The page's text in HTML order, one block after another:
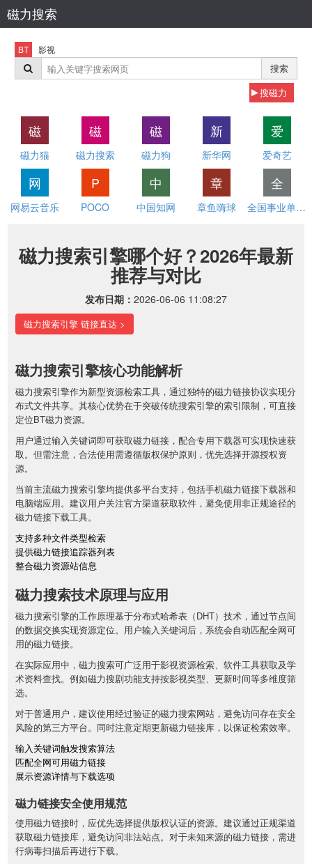
磁力搜索
BT 影视
搜索
搜磁力
磁
磁力猫
磁
磁力搜索
磁
磁力狗
新
新华网
爱
爱奇艺
网
网易云音乐
P
POCO
中
中国知网
章
章鱼嗨球
全
全国事业单位招聘网
磁力搜索引擎哪个好？2026年最新
推荐与对比
发布日期： 2026-06-06 11:08:27
磁力搜索引擎 链接直达 >
磁力搜索引擎核心功能解析
磁力搜索引擎作为新型资源检索工具，通过独特的磁力链接协议实现分
布式文件共享。其核心优势在于突破传统搜索引擎的索引限制，可直接
定位BT磁力资源。
用户通过输入关键词即可获取磁力链接，配合专用下载器可实现快速获
取。但需注意，合法使用需遵循版权保护原则，优先选择开源授权资
源。
当前主流磁力搜索引擎均提供多平台支持，包括手机磁力链接下载器和
电脑端应用。建议用户关注官方渠道获取软件，避免使用非正规途径的
磁力链接下载工具。
支持多种文件类型检索
提供磁力链接追踪器列表
整合磁力资源站信息
磁力搜索技术原理与应用
磁力搜索引擎的工作原理基于分布式哈希表（DHT）技术，通过节点间
的数据交换实现资源定位。用户输入关键词后，系统会自动匹配全网可
用的磁力链接。
在实际应用中，磁力搜索可广泛用于影视资源检索、软件工具获取及学
术资料查找。例如磁力搜剧功能支持按影视类型、更新时间等多维度筛
选。
对于普通用户，建议使用经过验证的磁力搜索网站，避免访问存在安全
风险的第三方平台。同时注意定期更新磁力链接库，以保证检索效率。
输入关键词触发搜索算法
匹配全网可用磁力链接
展示资源详情与下载选项
磁力链接安全使用规范
使用磁力链接时，应优先选择提供版权认证的资源。建议通过正规渠道
获取磁力链接库，避免访问非法站点。对于未知来源的磁力链接，需进
行病毒扫描后再进行下载。